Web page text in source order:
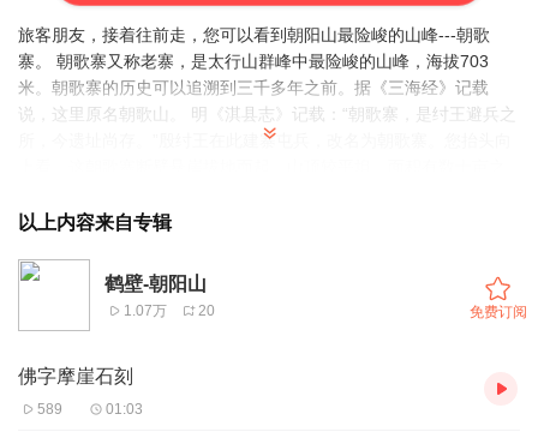
旅客朋友，接着往前走，您可以看到朝阳山最险峻的山峰---朝歌
寨。 朝歌寨又称老寨，是太行山群峰中最险峻的山峰，海拔703
米。朝歌寨的历史可以追溯到三千多年之前。据《三海经》记载
说，这里原名朝歌山。 明《淇县志》记载：“朝歌寨，是纣王避兵之
所，今遗址尚存。”殷纣王在此建寨屯兵，改名为朝歌寨。您抬头向
能的。 在当地的人们都知道，朝歌寨有“南门”和“北门”，一在山南
一般从“南门”上山。沿山南西侧小道，绕过山头向东上到豁口顿觉敞
亮，太阳就在正上方，金光万道。向下看去是万丈深渊，深不见
底，左右尽是峭壁悬崖。由豁口向下行七八米，折转向北，有徒壁
太行壁立万仞，莽莽苍苍；东瞰华北大平原，沃野千里。您可以想
象一下，苍鹰在头顶盘旋，朵朵白云似举手可摘。足下踩着大青石
以上内容来自专辑
鹤壁-朝阳山
1.07万 20 免费订阅
佛字摩崖石刻
589 01:03